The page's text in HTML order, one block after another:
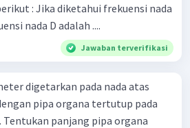
nada
nada D adalah ....
Jawaban terverifikasi
digetarkan pada nada atas
pipa organa tertutup pada
panjang pipa organa